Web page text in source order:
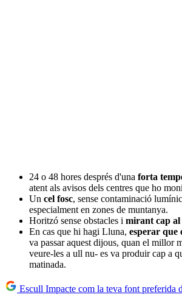
24 o 48 hores després d'una forta
atent als avisos dels centres que ho
Un cel fosc, sense contaminació
especialment en zones de muntanya.
Horitzó sense obstacles i mirant cap
En cas que hi hagi Lluna, esperar que
va passar aquest dijous, quan el millor
veure-les a ull nu- es va produir cap a
matinada.
Escull Impacte com la teva font preferida